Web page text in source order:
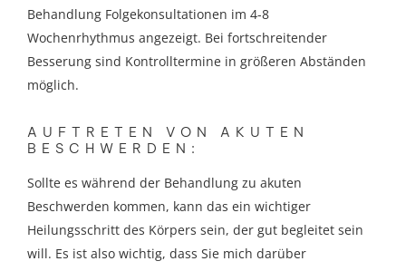
Behandlung Folgekonsultationen im 4-8
Wochenrhythmus angezeigt. Bei fortschreitender
Besserung sind Kontrolltermine in größeren Abständen
möglich.
AUFTRETEN VON AKUTEN
BESCHWERDEN:
Sollte es während der Behandlung zu akuten
Beschwerden kommen, kann das ein wichtiger
Heilungsschritt des Körpers sein, der gut begleitet sein
will. Es ist also wichtig, dass Sie mich darüber